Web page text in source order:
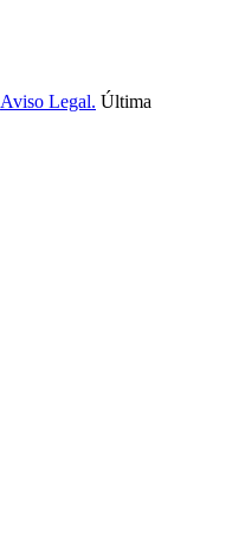
Aviso Legal. Última